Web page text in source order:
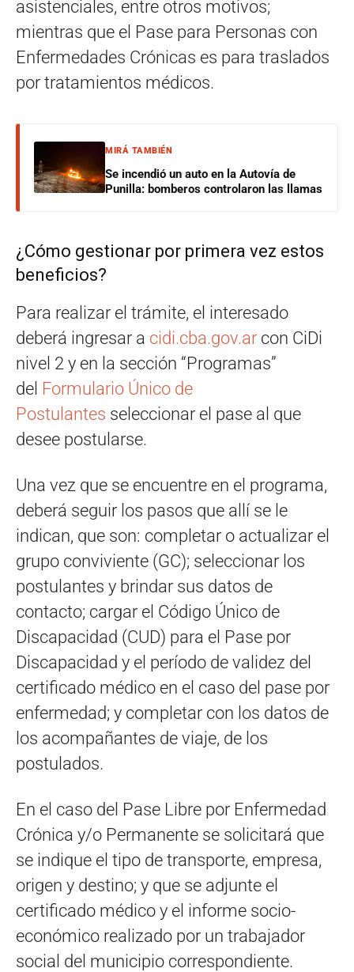
asistenciales, entre otros motivos;
mientras que el Pase para Personas con
Enfermedades Crónicas es para traslados
por tratamientos médicos.
MIRÁ TAMBIÉN
Se incendió un auto en la Autovía de
Punilla: bomberos controlaron las llamas
¿Cómo gestionar por primera vez estos
beneficios?
Para realizar el trámite, el interesado
deberá ingresar a cidi.cba.gov.ar con CiDi
nivel 2 y en la sección “Programas”
del Formulario Único de
Postulantes seleccionar el pase al que
desee postularse.
Una vez que se encuentre en el programa,
deberá seguir los pasos que allí se le
indican, que son: completar o actualizar el
grupo conviviente (GC); seleccionar los
postulantes y brindar sus datos de
contacto; cargar el Código Único de
Discapacidad (CUD) para el Pase por
Discapacidad y el período de validez del
certificado médico en el caso del pase por
enfermedad; y completar con los datos de
los acompañantes de viaje, de los
postulados.
En el caso del Pase Libre por Enfermedad
Crónica y/o Permanente se solicitará que
se indique el tipo de transporte, empresa,
origen y destino; y que se adjunte el
certificado médico y el informe socio-
económico realizado por un trabajador
social del municipio correspondiente.